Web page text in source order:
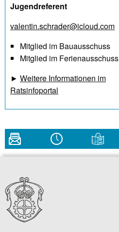
Jugendreferent
valentin.schrader@icloud.com
Mitglied im Bauausschuss
Mitglied im Ferienausschuss
► Weitere Informationen im
Ratsinfoportal